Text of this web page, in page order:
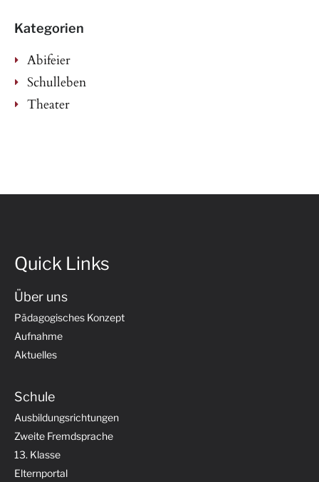
Kategorien
Abifeier
Schulleben
Theater
Quick Links
Über uns
Pädagogisches Konzept
Aufnahme
Aktuelles
Schule
Ausbildungsrichtungen
Zweite Fremdsprache
13. Klasse
Elternportal